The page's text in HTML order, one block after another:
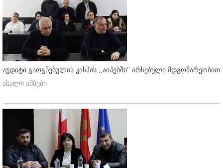
აუდიტი გაოგნებულია კასპის ,,აიპებში'' არსებული მდგომარეობით
ახალი ამბები